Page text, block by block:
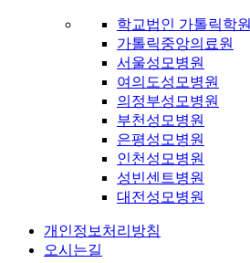
학교법인 가톨릭학원
가톨릭중앙의료원
서울성모병원
여의도성모병원
의정부성모병원
부천성모병원
은평성모병원
인천성모병원
성빈센트병원
대전성모병원
개인정보처리방침
오시는길